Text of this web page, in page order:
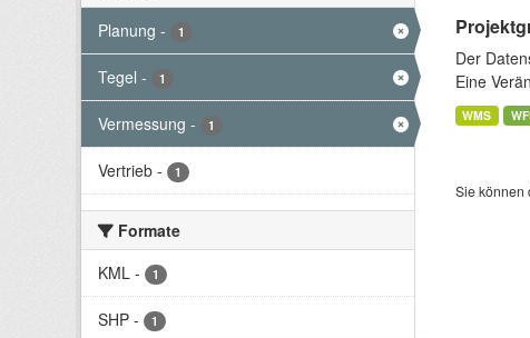
Planung - 1
Tegel - 1
Vermessung - 1
Vertrieb - 1
Formate
KML - 1
SHP - 1
Der
Eine
WMS
Sie können